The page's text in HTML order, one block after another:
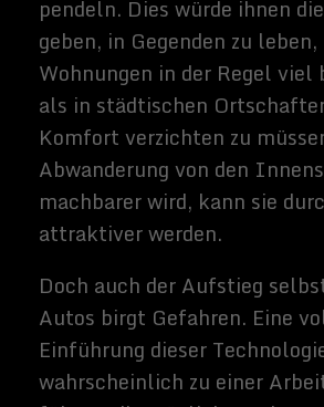
Unannehmlichkeiten zu ersparen - und mit
Informationen aus Ihren Social-Media-
Accounts könntet Ihr sogar eine sofortige
Analyse bekommen, von denen Ihr alle
gemeinsam kennt.
Und das ist nur praktisches Zeug. Stellt
Euch ein Brettspiel vor, das nur Du und die
anderen Spieler sehen kannst, oder eine
Sportart mit virtuellen Hindernissen, die
auf einem realen Spielfeld projiziert
können natürlich wie Smartphones ihren
Nutzern erhebliche soziale Kosten
auferlegen. Informationsüberflutung ist
ein sehr reales Risiko, wenn Ihr immer
einen Bildschirm vor Augen haben. So ist